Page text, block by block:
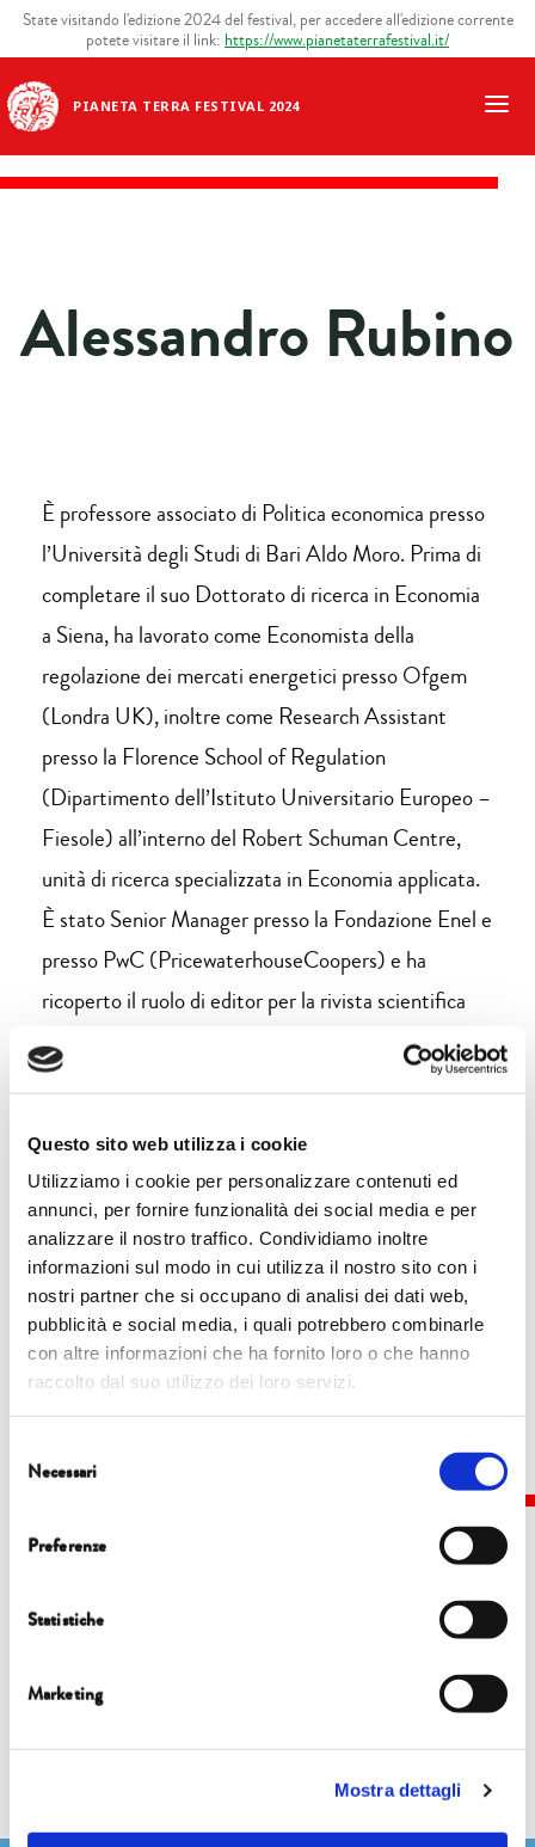
Questo sito web utilizza i cookie
Utilizziamo i cookie per personalizzare contenuti ed
annunci, per fornire funzionalità dei social media e per
analizzare il nostro traffico. Condividiamo inoltre
informazioni sul modo in cui utilizza il nostro sito con i
nostri partner che si occupano di analisi dei dati web,
pubblicità e social media, i quali potrebbero combinarle
con altre informazioni che ha fornito loro o che hanno
raccolto dal suo utilizzo dei loro servizi.
delNecessari
Preferenze
Statistiche
Marketing
Mostra dettagli
PIANETA TERRA FESTIVAL 2024
State visitando l'edizione 2024 del festival, per accedere all'edizione corrente
potete visitare il link: https://www.pianetaterrafestival.it/
Alessandro Rubino
È professore associato di Politica economica presso
l’Università degli Studi di Bari Aldo Moro. Prima di
completare il suo Dottorato di ricerca in Economia
a Siena, ha lavorato come Economista della
regolazione dei mercati energetici presso Ofgem
(Londra UK), inoltre come Research Assistant
presso la Florence School of Regulation
(Dipartimento dell’Istituto Universitario Europeo –
Fiesole) all’interno del Robert Schuman Centre,
unità di ricerca specializzata in Economia applicata.
È stato Senior Manager presso la Fondazione Enel e
presso PwC (PricewaterhouseCoopers) e ha
ricoperto il ruolo di editor per la rivista scientifica
«Nature». Al momento fa parte del Comitato
editoriale delle riviste scientifiche
energetici, di transizione ecologica ed economia
regionale. Attualmente ricopre il ruolo di
vicerettore per l’internazionalizzazione per l’Ateneo
barese.